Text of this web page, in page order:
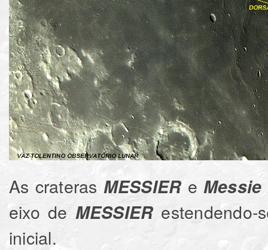
As crateras MESSIER e Messie
eixo de MESSIERestendendo-
inicial.